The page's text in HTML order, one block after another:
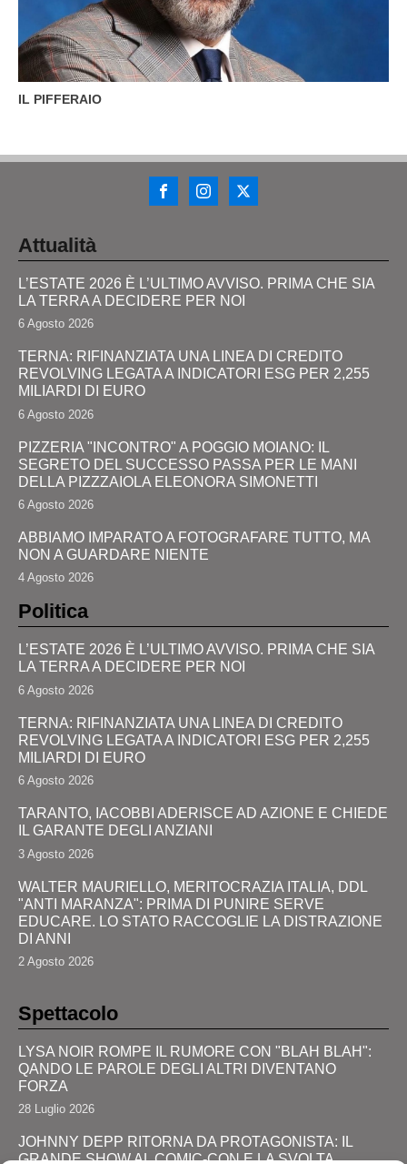
IL PIFFERAIO
Attualità
L’ESTATE 2026 È L’ULTIMO AVVISO. PRIMA CHE SIA
LA TERRA A DECIDERE PER NOI
6 Agosto 2026
TERNA: RIFINANZIATA UNA LINEA DI CREDITO
REVOLVING LEGATA A INDICATORI ESG PER 2,255
MILIARDI DI EURO
6 Agosto 2026
PIZZERIA "INCONTRO" A POGGIO MOIANO: IL
SEGRETO DEL SUCCESSO PASSA PER LE MANI
DELLA PIZZZAIOLA ELEONORA SIMONETTI
6 Agosto 2026
ABBIAMO IMPARATO A FOTOGRAFARE TUTTO, MA
NON A GUARDARE NIENTE
4 Agosto 2026
Politica
L’ESTATE 2026 È L’ULTIMO AVVISO. PRIMA CHE SIA
LA TERRA A DECIDERE PER NOI
6 Agosto 2026
TERNA: RIFINANZIATA UNA LINEA DI CREDITO
REVOLVING LEGATA A INDICATORI ESG PER 2,255
MILIARDI DI EURO
6 Agosto 2026
TARANTO, IACOBBI ADERISCE AD AZIONE E CHIEDE
IL GARANTE DEGLI ANZIANI
3 Agosto 2026
WALTER MAURIELLO, MERITOCRAZIA ITALIA, DDL
"ANTI MARANZA": PRIMA DI PUNIRE SERVE
EDUCARE. LO STATO RACCOGLIE LA DISTRAZIONE
DI ANNI
2 Agosto 2026
Spettacolo
LYSA NOIR ROMPE IL RUMORE CON "BLAH BLAH":
QANDO LE PAROLE DEGLI ALTRI DIVENTANO
FORZA
28 Luglio 2026
JOHNNY DEPP RITORNA DA PROTAGONISTA: IL
GRANDE SHOW AL COMIC-CON E LA SVOLTA